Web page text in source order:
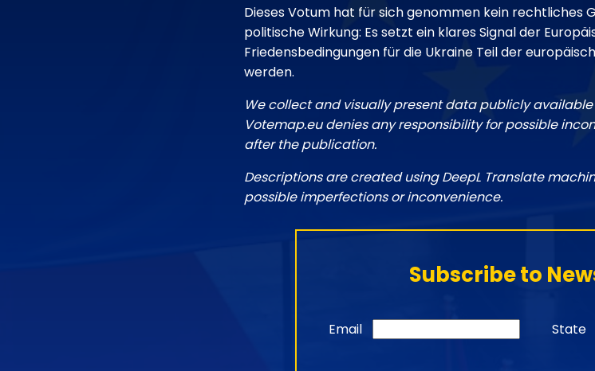
Dieses Votum hat für sich genommen kein rechtliches
politische Wirkung: Es setzt ein klares Signal der
Friedensbedingungen für die Ukraine Teil der
werden.
We collect and visually present data publicly
Votemap.eu denies any responsibility for possible
after the publication.
Descriptions are created using DeepL Translate
possible imperfections or inconvenience.
Subscribe to
Email State